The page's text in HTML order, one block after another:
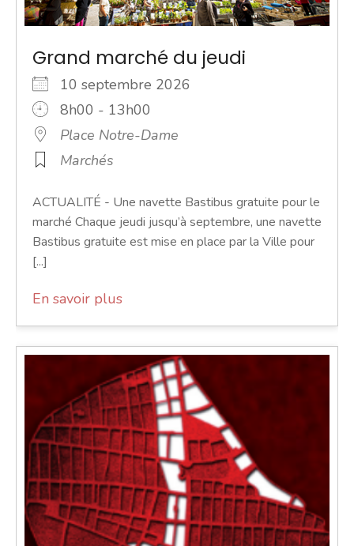
Grand marché du jeudi
10 septembre 2026
8h00 - 13h00
Place Notre-Dame
Marchés
ACTUALITÉ - Une navette Bastibus gratuite pour le
marché Chaque jeudi jusqu’à septembre, une navette
Bastibus gratuite est mise en place par la Ville pour
[...]
En savoir plus